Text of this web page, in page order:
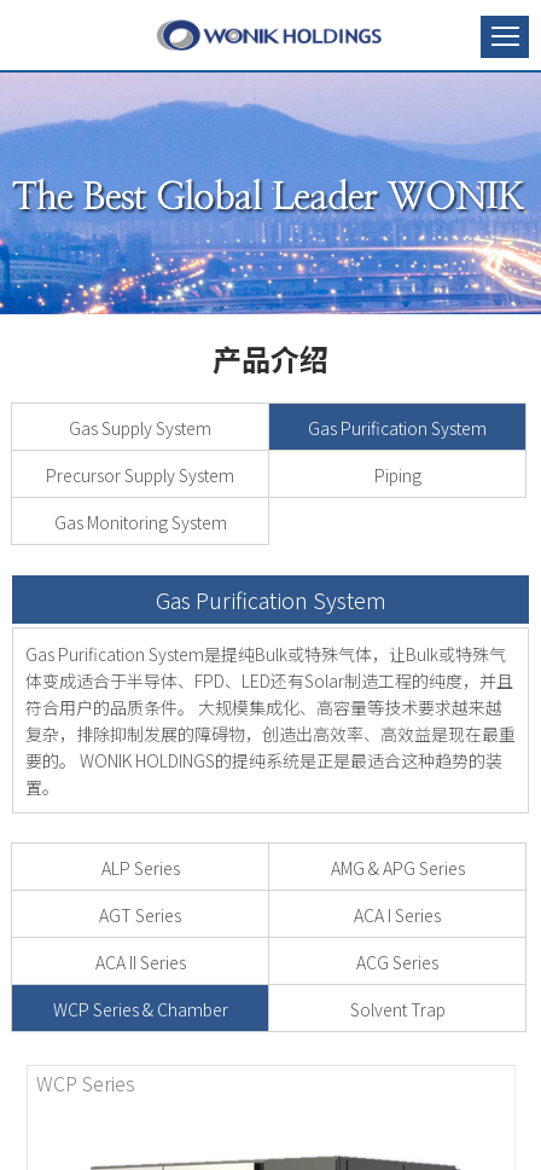
产品介绍
Gas Supply System
Gas Purification System
Precursor Supply System
Piping
Gas Monitoring System
Gas Purification System
Gas Purification System是提纯Bulk或特殊气体，让Bulk或特殊气
体变成适合于半导体、FPD、LED还有Solar制造工程的纯度，并且
符合用户的品质条件。
大规模集成化、高容量等技术要求越来越
复杂，排除抑制发展的障碍物，创造出高效率、高效益是现在最重
要的。 WONIK HOLDINGS的提纯系统是正是最适合这种趋势的装
置。
ALP Series
AMG & APG Series
AGT Series
ACA I Series
ACA II Series
ACG Series
WCP Series & Chamber
Solvent Trap
WCP Series